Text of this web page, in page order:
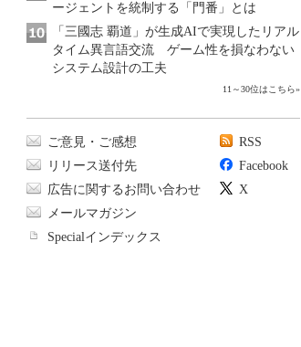
ージェントを統制する「門番」とは
「三國志 覇道」が生成AIで実現したリアル
タイム異言語交流 ゲーム性を損なわない
システム設計の工夫
11～30位はこちら»
ご意見・ご感想
リリース送付先
広告に関するお問い合わせ
メールマガジン
Specialインデックス
RSS
Facebook
X